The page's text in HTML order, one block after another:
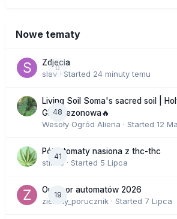
Nowe tematy
0
Zdjecia
slav · Started 24 minuty temu
48
Living Soil Soma's sacred soil |
GHS sezonowa🔥
Wesoły Ogród Aliena · Started 12
41
Półautomaty nasiona z thc-thc
stix33 · Started 5 Lipca
19
Outdoor automatów 2026
zielony_porucznik · Started 7 Lipca